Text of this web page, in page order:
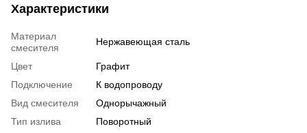
Характеристики
Материал
смесителя
Нержавеющая сталь
Цвет
Графит
Подключение
К водопроводу
Вид смесителя
Однорычажный
Тип излива
Поворотный